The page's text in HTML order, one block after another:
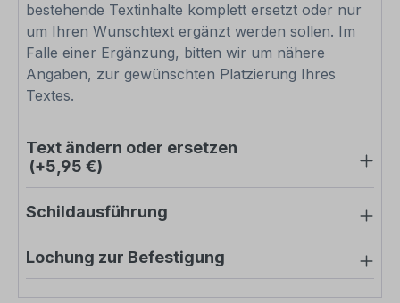
bestehende Textinhalte komplett ersetzt oder nur
um Ihren Wunschtext ergänzt werden sollen. Im
Falle einer Ergänzung, bitten wir um nähere
Angaben, zur gewünschten Platzierung Ihres
Textes.
Text ändern oder ersetzen
(+5,95 €)
Schildausführung
Lochung zur Befestigung